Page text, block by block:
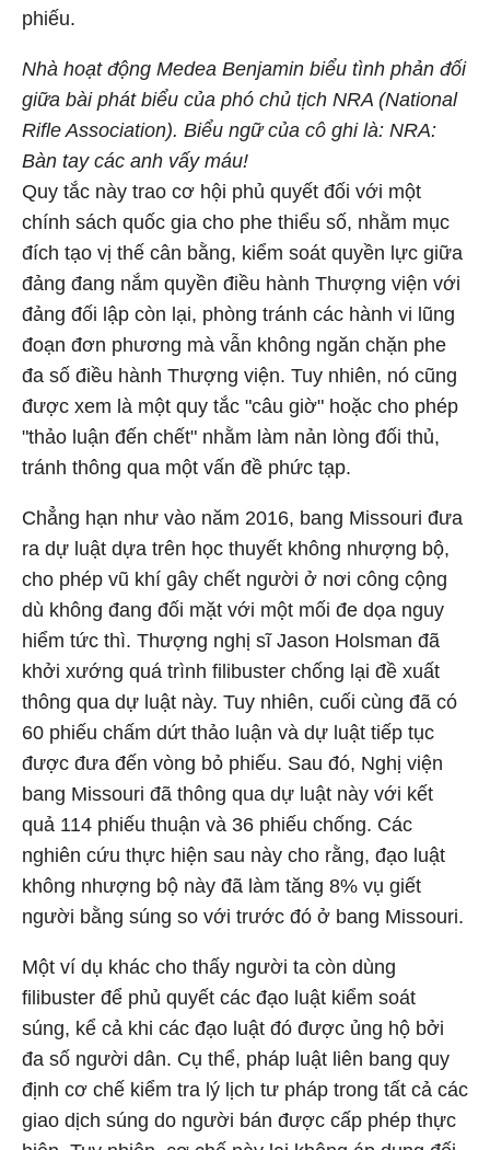
phiếu.
Nhà hoạt động Medea Benjamin biểu tình phản đối
giữa bài phát biểu của phó chủ tịch NRA (National
Rifle Association). Biểu ngữ của cô ghi là: NRA:
Bàn tay các anh vấy máu!
Quy tắc này trao cơ hội phủ quyết đối với một
chính sách quốc gia cho phe thiểu số, nhằm mục
đích tạo vị thế cân bằng, kiểm soát quyền lực giữa
đảng đang nắm quyền điều hành Thượng viện với
đảng đối lập còn lại, phòng tránh các hành vi lũng
đoạn đơn phương mà vẫn không ngăn chặn phe
đa số điều hành Thượng viện. Tuy nhiên, nó cũng
được xem là một quy tắc "câu giờ" hoặc cho phép
"thảo luận đến chết" nhằm làm nản lòng đối thủ,
tránh thông qua một vấn đề phức tạp.
Chẳng hạn như vào năm 2016, bang Missouri đưa
ra dự luật dựa trên học thuyết không nhượng bộ,
cho phép vũ khí gây chết người ở nơi công cộng
dù không đang đối mặt với một mối đe dọa nguy
hiểm tức thì. Thượng nghị sĩ Jason Holsman đã
khởi xướng quá trình filibuster chống lại đề xuất
thông qua dự luật này. Tuy nhiên, cuối cùng đã có
60 phiếu chấm dứt thảo luận và dự luật tiếp tục
được đưa đến vòng bỏ phiếu. Sau đó, Nghị viện
bang Missouri đã thông qua dự luật này với kết
quả 114 phiếu thuận và 36 phiếu chống. Các
nghiên cứu thực hiện sau này cho rằng, đạo luật
không nhượng bộ này đã làm tăng 8% vụ giết
người bằng súng so với trước đó ở bang Missouri.
Một ví dụ khác cho thấy người ta còn dùng
filibuster để phủ quyết các đạo luật kiểm soát
súng, kể cả khi các đạo luật đó được ủng hộ bởi
đa số người dân. Cụ thể, pháp luật liên bang quy
định cơ chế kiểm tra lý lịch tư pháp trong tất cả các
giao dịch súng do người bán được cấp phép thực